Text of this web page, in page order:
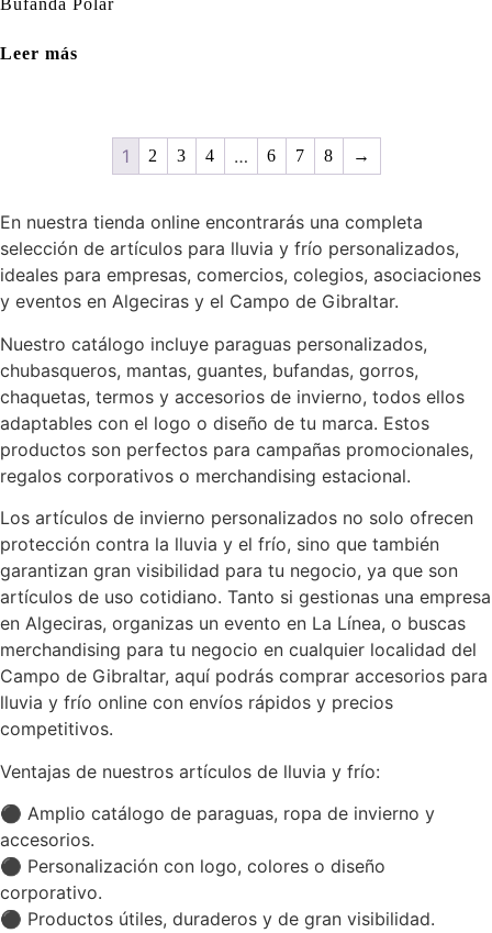
Leer más
1 2 3 4 … 6 7 8 →
En nuestra tienda online encontrarás una completa
selección de artículos para lluvia y frío personalizados,
ideales para empresas, comercios, colegios, asociaciones
y eventos en Algeciras y el Campo de Gibraltar.
Nuestro catálogo incluye paraguas personalizados,
chubasqueros, mantas, guantes, bufandas, gorros,
chaquetas, termos y accesorios de invierno, todos ellos
adaptables con el logo o diseño de tu marca. Estos
productos son perfectos para campañas promocionales,
regalos corporativos o merchandising estacional.
Los artículos de invierno personalizados no solo ofrecen
protección contra la lluvia y el frío, sino que también
garantizan gran visibilidad para tu negocio, ya que son
artículos de uso cotidiano. Tanto si gestionas una empresa
en Algeciras, organizas un evento en La Línea, o buscas
merchandising para tu negocio en cualquier localidad del
Campo de Gibraltar, aquí podrás comprar accesorios para
lluvia y frío online con envíos rápidos y precios
competitivos.
Ventajas de nuestros artículos de lluvia y frío:
⚫ Amplio catálogo de paraguas, ropa de invierno y
accesorios.
⚫ Personalización con logo, colores o diseño
corporativo.
⚫ Productos útiles, duraderos y de gran visibilidad.